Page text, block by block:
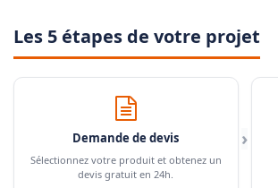
Les 5 étapes de votre projet
Demande de devis
Sélectionnez votre produit et obtenez un
devis gratuit en 24h.
›